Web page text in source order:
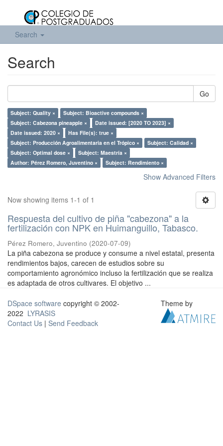
Search
Search
Go
Subject: Quality ×
Subject: Bioactive compounds ×
Subject: Cabezona pineapple ×
Date issued: [2020 TO 2023] ×
Date issued: 2020 ×
Has File(s): true ×
Subject: Producción Agroalimentaria en el Trópico ×
Subject: Calidad ×
Subject: Optimal dose ×
Subject: Maestría ×
Author: Pérez Romero, Juventino ×
Subject: Rendimiento ×
Show Advanced Filters
Now showing items 1-1 of 1
Respuesta del cultivo de piña "cabezona" a la
fertilización con NPK en Huimanguillo, Tabasco.
Pérez Romero, Juventino (2020-07-09)
La piña cabezona se produce y consume a nivel estatal, presenta
rendimientos bajos, carecen de estudios sobre su
comportamiento agronómico incluso la fertilización que se realiza
es adaptada de otros cultivares. El objetivo ...
DSpace software copyright © 2002-
2022 LYRASIS
Contact Us | Send Feedback
Theme by